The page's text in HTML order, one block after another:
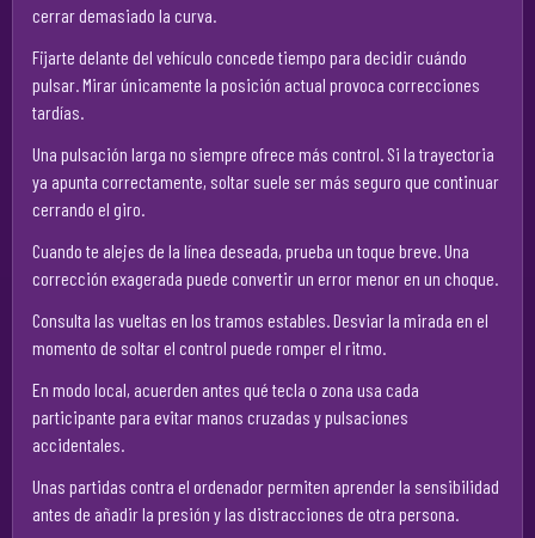
cerrar demasiado la curva.
Fijarte delante del vehículo concede tiempo para decidir cuándo
pulsar. Mirar únicamente la posición actual provoca correcciones
tardías.
Una pulsación larga no siempre ofrece más control. Si la trayectoria
ya apunta correctamente, soltar suele ser más seguro que continuar
cerrando el giro.
Cuando te alejes de la línea deseada, prueba un toque breve. Una
corrección exagerada puede convertir un error menor en un choque.
Consulta las vueltas en los tramos estables. Desviar la mirada en el
momento de soltar el control puede romper el ritmo.
En modo local, acuerden antes qué tecla o zona usa cada
participante para evitar manos cruzadas y pulsaciones
accidentales.
Unas partidas contra el ordenador permiten aprender la sensibilidad
antes de añadir la presión y las distracciones de otra persona.